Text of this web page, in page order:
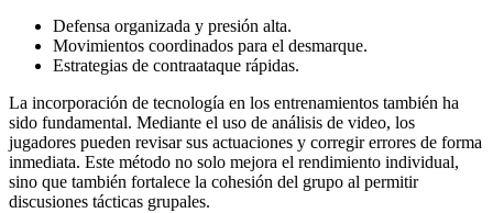
Defensa organizada y presión alta.
Movimientos coordinados para el desmarque.
Estrategias de contraataque rápidas.
La incorporación de tecnología en los entrenamientos también ha
sido fundamental. Mediante el uso de análisis de video, los
jugadores pueden revisar sus actuaciones y corregir errores de forma
inmediata. Este método no solo mejora el rendimiento individual,
sino que también fortalece la cohesión del grupo al permitir
discusiones tácticas grupales.